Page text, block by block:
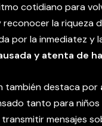
cotidiano para
reconocer la riqueza
por la inmediatez y
y atenta de
también destaca por
tanto para
mensajes